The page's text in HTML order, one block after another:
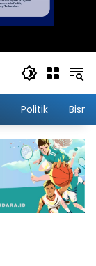
Politik